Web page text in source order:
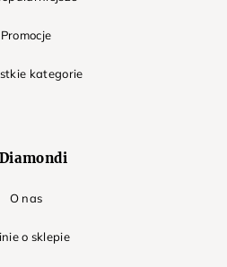
Promocje
kategorie
O nas
o sklepie